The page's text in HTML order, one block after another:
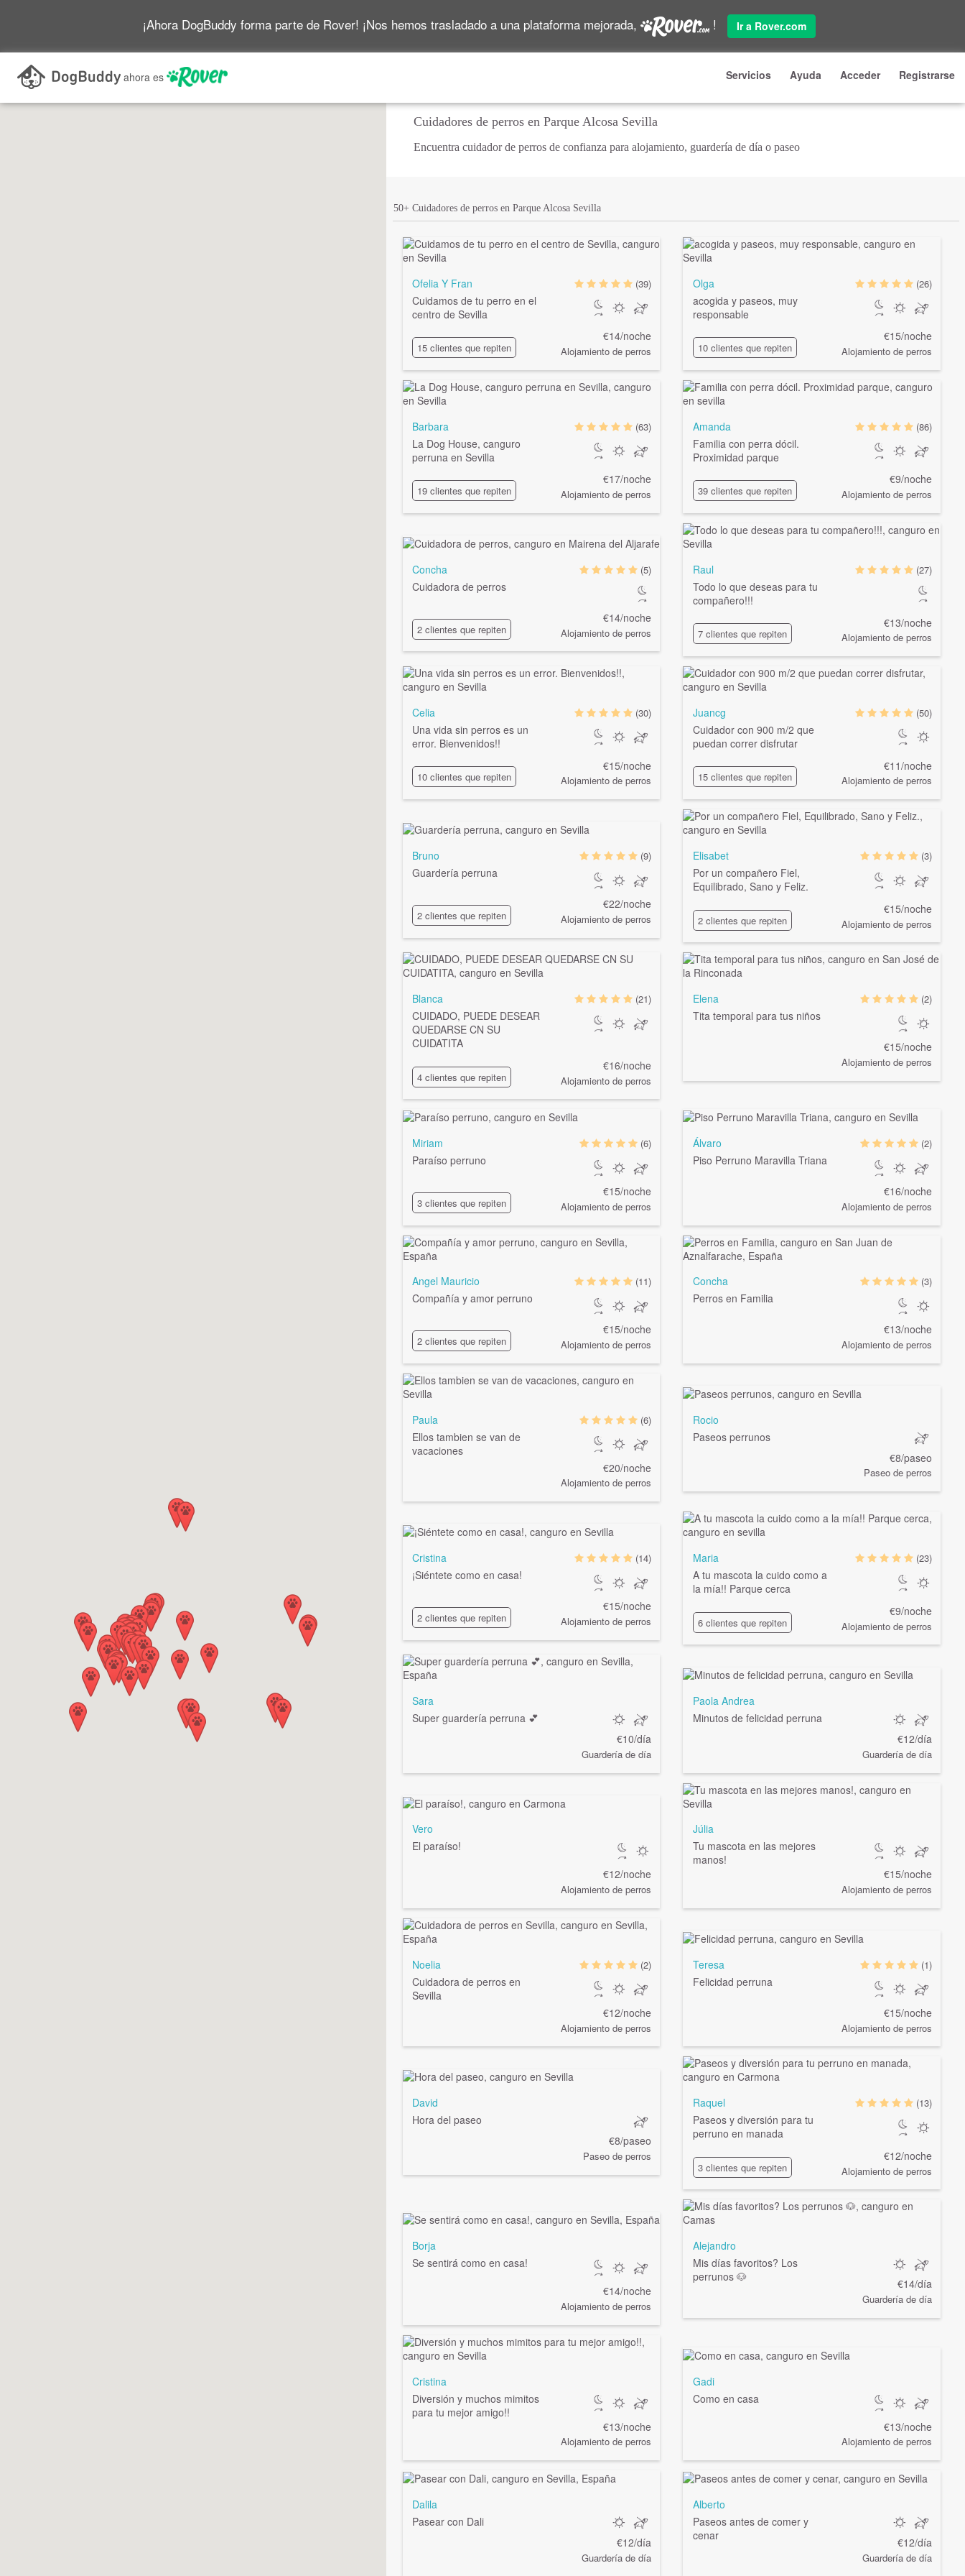
¡Ahora DogBuddy forma parte de Rover! ¡Nos hemos trasladado a una plataforma mejorada, ! Ir a Rover.com
ahora es Servicios Ayuda Acceder Registrarse
Buscar mientras me desplazo por el mapa
Cuidadores de perros en Parque Alcosa Sevilla
Encuentra cuidador de perros de confianza para alojamiento, guardería de día o paseo
50+ Cuidadores de perros en Parque Alcosa Sevilla
Ofelia Y Fran
Cuidamos de tu perro en el
centro de Sevilla
15 clientes que repiten
(39)
€14/noche
Alojamiento de perros
Olga
acogida y paseos, muy
responsable
10 clientes que repiten
(26)
€15/noche
Alojamiento de perros
Barbara
La Dog House, canguro
perruna en Sevilla
19 clientes que repiten
(63)
€17/noche
Alojamiento de perros
Amanda
Familia con perra dócil.
Proximidad parque
39 clientes que repiten
(86)
€9/noche
Alojamiento de perros
Concha
Cuidadora de perros
2 clientes que repiten
(5)
€14/noche
Alojamiento de perros
Raul
Todo lo que deseas para tu
compañero!!!
7 clientes que repiten
(27)
€13/noche
Alojamiento de perros
Celia
Una vida sin perros es un
error. Bienvenidos!!
10 clientes que repiten
(30)
€15/noche
Alojamiento de perros
Juancg
Cuidador con 900 m/2 que
puedan correr disfrutar
15 clientes que repiten
(50)
€11/noche
Alojamiento de perros
Bruno
Guardería perruna
2 clientes que repiten
(9)
€22/noche
Alojamiento de perros
Elisabet
Por un compañero Fiel,
Equilibrado, Sano y Feliz.
2 clientes que repiten
(3)
€15/noche
Alojamiento de perros
Blanca
CUIDADO, PUEDE DESEAR
QUEDARSE CN SU
CUIDATITA
4 clientes que repiten
(21)
€16/noche
Alojamiento de perros
Elena
Tita temporal para tus niños
(2)
€15/noche
Alojamiento de perros
Miriam
Paraíso perruno
3 clientes que repiten
(6)
€15/noche
Alojamiento de perros
Álvaro
Piso Perruno Maravilla Triana
(2)
€16/noche
Alojamiento de perros
Angel Mauricio
Compañía y amor perruno
2 clientes que repiten
(11)
€15/noche
Alojamiento de perros
Concha
Perros en Familia
(3)
€13/noche
Alojamiento de perros
Paula
Ellos tambien se van de
vacaciones
(6)
€20/noche
Alojamiento de perros
Rocio
Paseos perrunos
€8/paseo
Paseo de perros
Cristina
¡Siéntete como en casa!
2 clientes que repiten
(14)
€15/noche
Alojamiento de perros
Maria
A tu mascota la cuido como a
la mía!! Parque cerca
6 clientes que repiten
(23)
€9/noche
Alojamiento de perros
Sara
Super guardería perruna 💕
€10/día
Guardería de día
Paola Andrea
Minutos de felicidad perruna
€12/día
Guardería de día
Vero
El paraíso!
€12/noche
Alojamiento de perros
Júlia
Tu mascota en las mejores
manos!
€15/noche
Alojamiento de perros
Noelia
Cuidadora de perros en
Sevilla
(2)
€12/noche
Alojamiento de perros
Teresa
Felicidad perruna
(1)
€15/noche
Alojamiento de perros
David
Hora del paseo
€8/paseo
Paseo de perros
Raquel
Paseos y diversión para tu
perruno en manada
3 clientes que repiten
(13)
€12/noche
Alojamiento de perros
Borja
Se sentirá como en casa!
€14/noche
Alojamiento de perros
Alejandro
Mis días favoritos? Los
perrunos 🐶
€14/día
Guardería de día
Cristina
Diversión y muchos mimitos
para tu mejor amigo!!
€13/noche
Alojamiento de perros
Gadi
Como en casa
€13/noche
Alojamiento de perros
Dalila
Pasear con Dali
€12/día
Guardería de día
Alberto
Paseos antes de comer y
cenar
€12/día
Guardería de día